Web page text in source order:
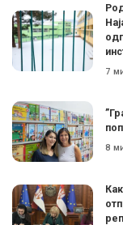
7
8